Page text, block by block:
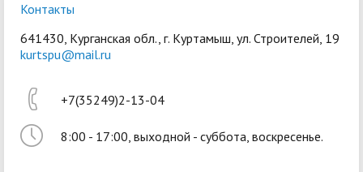
Войти
Контакты
641430, Курганская обл., г. Куртамыш, ул. Строителей, 19
kurtspu@mail.ru
+7(35249)2-13-04
8:00 - 17:00, выходной - суббота, воскресенье.